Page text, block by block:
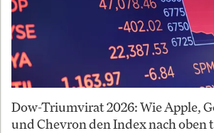
Dow-Triumvirat 2026: Wie Apple,
und Chevron den Index nach oben